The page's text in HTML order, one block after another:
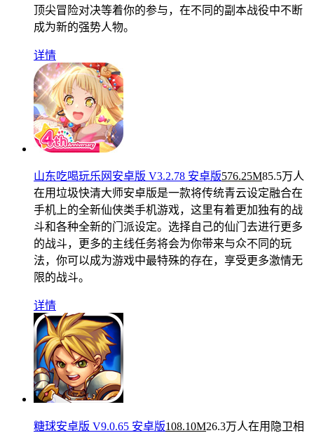
顶尖冒险对决等着你的参与，在不同的副本战役中不断
成为新的强势人物。
详情
山东吃喝玩乐网安卓版 V3.2.78 安卓版576.25M85.5万人
在用垃圾快清大师安卓版是一款将传统青云设定融合在
手机上的全新仙侠类手机游戏，这里有着更加独有的战
斗和各种全新的门派设定。选择自己的仙门去进行更多
的战斗，更多的主线任务将会为你带来与众不同的玩
法，你可以成为游戏中最特殊的存在，享受更多激情无
限的战斗。
详情
糖球安卓版 V9.0.65 安卓版108.10M26.3万人在用 隐卫相